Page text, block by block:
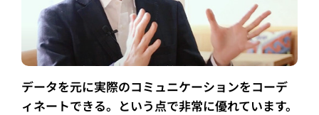
データを元に実際のコミュニケーションをコーデ
ィネートできる。という点で非常に優れています。